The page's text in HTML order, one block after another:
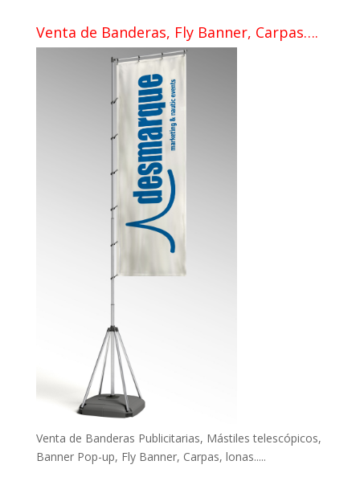
Venta de Banderas, Fly Banner, Carpas….
Venta de Banderas Publicitarias, Mástiles telescópicos,
Banner Pop-up, Fly Banner, Carpas, lonas.....